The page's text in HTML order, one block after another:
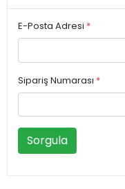
E-Posta Adresi *
Sipariş Numarası *
Sorgula